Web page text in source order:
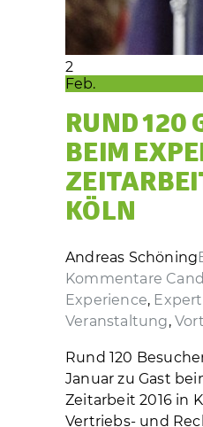
2
Feb.
RUND 120
BEIM
KÖLN
Andreas Schöning
Kommentare
Experience,
Veranstaltung,
Rund 120
Januar zu Gast
Zeitarbeit 2016 in
Vertriebs- und